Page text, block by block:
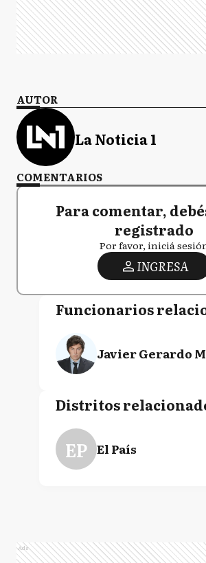
AUTOR
La Noticia 1
COMENTARIOS
Para comentar,
registrado
Por favor, iniciá
INGRESA
Funcionarios
Javier Gerardo
Distritos
EP El País
Ads